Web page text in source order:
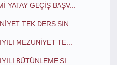
YATAY GEÇİŞ BAŞV...
TEK DERS SIN...
MEZUNİYET TE...
BÜTÜNLEME SI...